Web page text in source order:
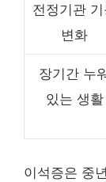
전정기관 기
변화
장기간 누
있는 생활
이석증은 중